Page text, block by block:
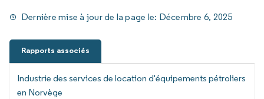
Dernière mise à jour de la page le: Décembre 6, 2025
Rapports associés
Industrie des services de location d'équipements pétroliers
en Norvège